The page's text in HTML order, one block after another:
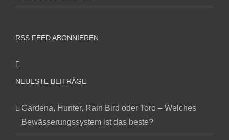
RSS FEED ABONNIEREN
NEUESTE BEITRÄGE
Gardena, Hunter, Rain Bird oder Toro – Welches
Bewässerungssystem ist das beste?